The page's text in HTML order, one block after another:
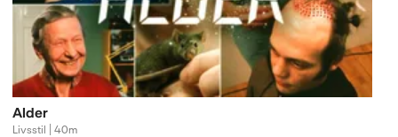
Alder
Livsstil | 40m